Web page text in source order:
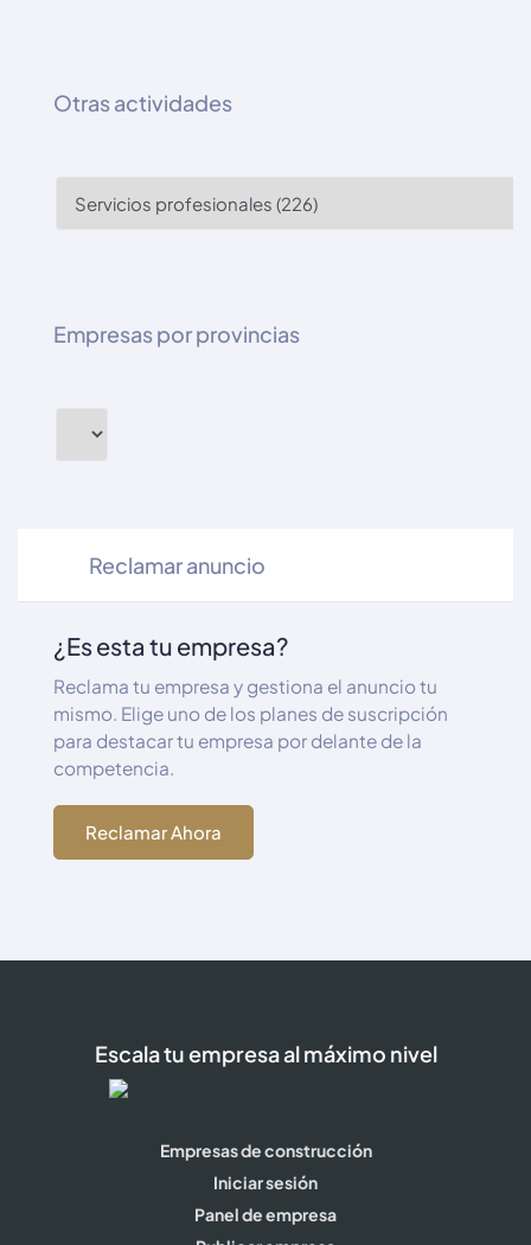
Otras actividades
Empresas por provincias
Reclamar anuncio
¿Es esta tu empresa?
Reclama tu empresa y gestiona el anuncio tu
mismo. Elige uno de los planes de suscripción
para destacar tu empresa por delante de la
competencia.
Reclamar Ahora
Escala tu empresa al máximo nivel
Empresas de construcción
Iniciar sesión
Panel de empresa